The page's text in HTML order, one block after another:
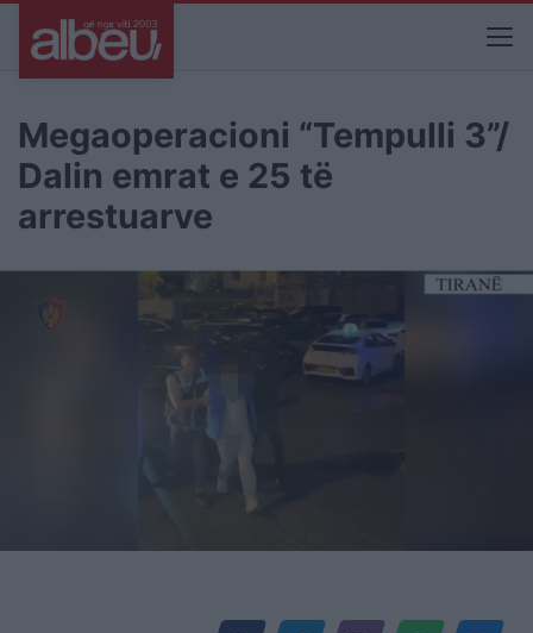
Megaoperacioni “Tempulli 3”/
Dalin emrat e 25 të
arrestuarve